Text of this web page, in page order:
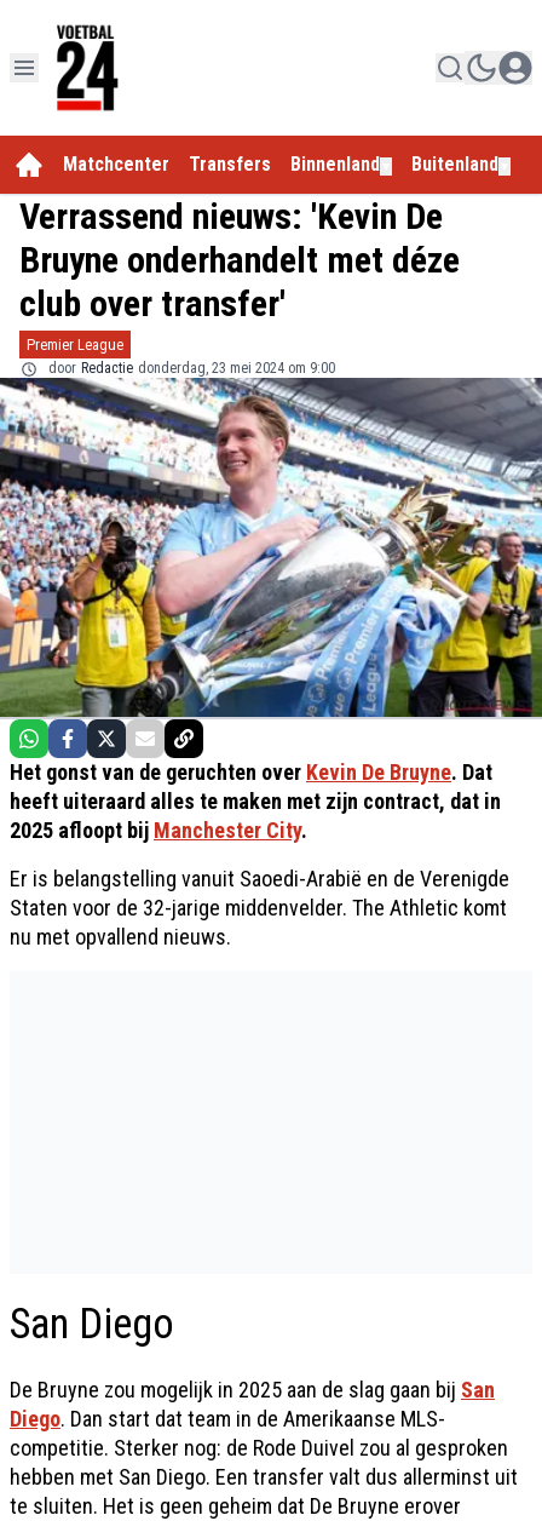
Matchcenter Transfers Binnenland Buitenland
Verrassend nieuws: 'Kevin De
Bruyne onderhandelt met déze
club over transfer'
Premier League
door Redactie donderdag, 23 mei 2024 om 9:00
Het gonst van de geruchten over Kevin De Bruyne. Dat
heeft uiteraard alles te maken met zijn contract, dat in
2025 afloopt bij Manchester City.
Er is belangstelling vanuit Saoedi-Arabië en de Verenigde
Staten voor de 32-jarige middenvelder. The Athletic komt
nu met opvallend nieuws.
San Diego
De Bruyne zou mogelijk in 2025 aan de slag gaan bij San
Diego. Dan start dat team in de Amerikaanse MLS-
competitie. Sterker nog: de Rode Duivel zou al gesproken
hebben met San Diego. Een transfer valt dus allerminst uit
te sluiten. Het is geen geheim dat De Bruyne erover